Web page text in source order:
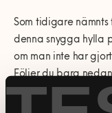
Som tidigare
denna snygga hylla
om man inte har
Följer du bara